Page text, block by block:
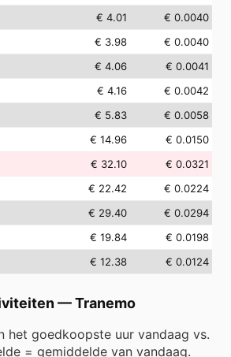
€ 4.01
€ 0.0040
€ 3.98
€ 0.0040
€ 4.06
€ 0.0041
€ 4.16
€ 0.0042
€ 5.83
€ 0.0058
€ 14.96
€ 0.0150
€ 32.10
€ 0.0321
€ 22.42
€ 0.0224
€ 29.40
€ 0.0294
€ 19.84
€ 0.0198
€ 12.38 € 0.0124
—Tranemo
het goedkoopste uur vandaag vs.
= gemiddelde van vandaag.